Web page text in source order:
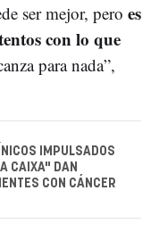
ser mejor, pero es
con lo que
para nada”,
IMPULSADOS
CAIXA" DAN
CON CÁNCER